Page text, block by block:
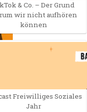
& Co. – Der Grund
wir nicht aufhören
können
Freiwilliges Soziales
Jahr